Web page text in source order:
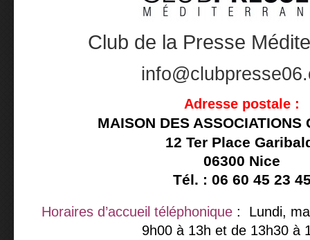
Club de la Presse
Adresse postale :
MAISON DES ASSOCIATIONS
12 Ter Place
06300 Nice
Tél. : 06 60 45 23
Horaires d’accueil téléphonique : Lundi,
9h00 à 13h et de 13h30 à